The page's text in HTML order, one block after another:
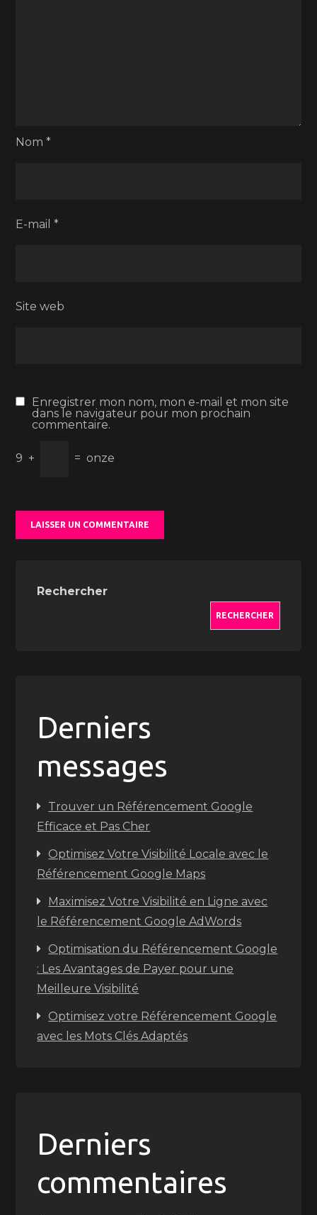
Nom*
E-mail*
Site web
Enregistrer mon nom, mon e-mail et mon site
dans le navigateur pour mon prochain
commentaire.
9 + = onze
Rechercher
RECHERCHER
Derniers
messages
Trouver un Référencement Google
Efficace et Pas Cher
Optimisez Votre Visibilité Locale avec le
Référencement Google Maps
Maximisez Votre Visibilité en Ligne avec
le Référencement Google AdWords
Optimisation du Référencement Google
: Les Avantages de Payer pour une
Meilleure Visibilité
Optimisez votre Référencement Google
avec les Mots Clés Adaptés
Derniers
commentaires